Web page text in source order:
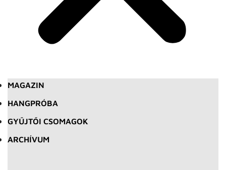
MAGAZIN
HANGPRÓBA
GYŰJTŐI CSOMAGOK
ARCHÍVUM